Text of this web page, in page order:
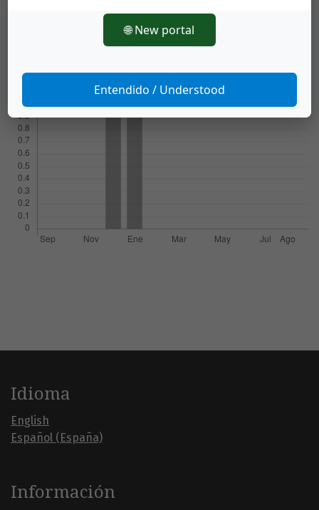
Más formatos de cita
Idioma
English
Español (España)
Información
🌐 New portal
Entendido / Understood